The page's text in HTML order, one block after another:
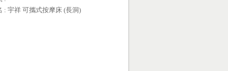
: 宇祥 可攜式按摩床 (長洞)